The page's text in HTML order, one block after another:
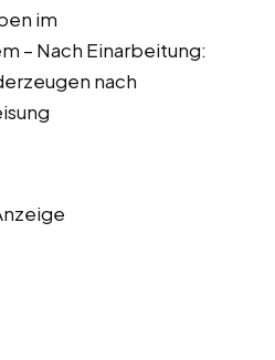
im
– Nach Einarbeitung:
nach